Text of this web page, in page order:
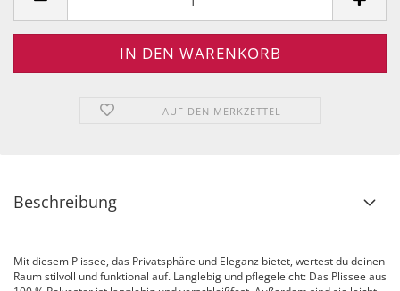
AUF DEN MERKZETTEL
Beschreibung
Mit diesem Plissee, das Privatsphäre und Eleganz bietet, wertest du deinen
Raum stilvoll und funktional auf. Langlebig und pflegeleicht: Das Plissee aus